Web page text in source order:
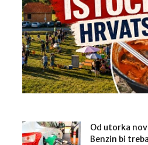
Od utorka
Benzin bi